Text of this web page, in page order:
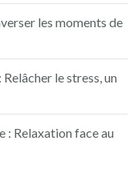
les moments de
le stress, un
: Relaxation face au